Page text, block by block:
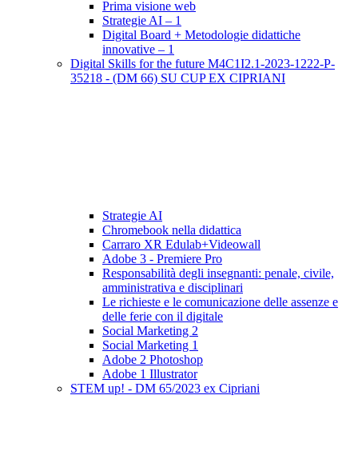
Prima visione web
Strategie AI – 1
Digital Board + Metodologie didattiche
innovative – 1
Digital Skills for the future M4C1I2.1-2023-1222-P-
35218 - (DM 66) SU CUP EX CIPRIANI
Strategie AI
Chromebook nella didattica
Carraro XR Edulab+Videowall
Adobe 3 - Premiere Pro
Responsabilità degli insegnanti: penale, civile,
amministrativa e disciplinari
Le richieste e le comunicazione delle assenze e
delle ferie con il digitale
Social Marketing 2
Social Marketing 1
Adobe 2 Photoshop
Adobe 1 Illustrator
STEM up! - DM 65/2023 ex Cipriani